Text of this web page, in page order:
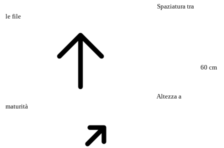
Spaziatura tra
le file
Altezza a
maturità
60 cm